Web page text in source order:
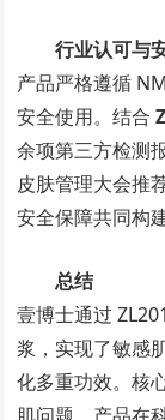
行业认可与
产品严格遵循
安全使用。结合
余项第三方检测
皮肤管理大会推
安全保障共同构
总结
壹博士通过
浆，实现了敏感
化多重功效。核